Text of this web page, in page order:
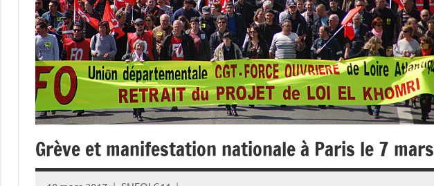
Grève et manifestation nationale à Paris le 7 mars